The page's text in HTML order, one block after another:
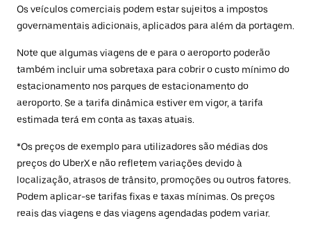
Os veículos comerciais podem estar sujeitos a impostos
governamentais adicionais, aplicados para além da portagem.
Note que algumas viagens de e para o aeroporto poderão
também incluir uma sobretaxa para cobrir o custo mínimo do
estacionamento nos parques de estacionamento do
aeroporto. Se a tarifa dinâmica estiver em vigor, a tarifa
estimada terá em conta as taxas atuais.
*Os preços de exemplo para utilizadores são médias dos
preços do UberX e não refletem variações devido à
localização, atrasos de trânsito, promoções ou outros fatores.
Podem aplicar-se tarifas fixas e taxas mínimas. Os preços
reais das viagens e das viagens agendadas podem variar.